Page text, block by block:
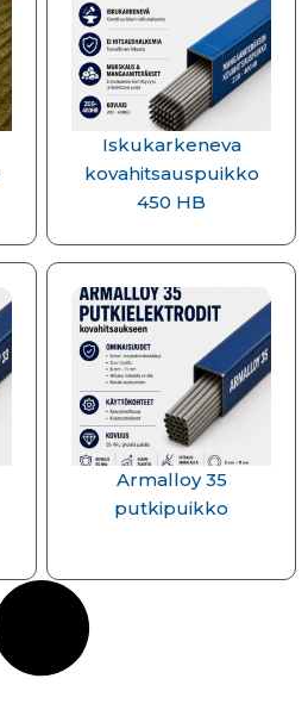
Iskukarkeneva
kovahitsauspuikko
450 HB
Armalloy 35
putkipuikko